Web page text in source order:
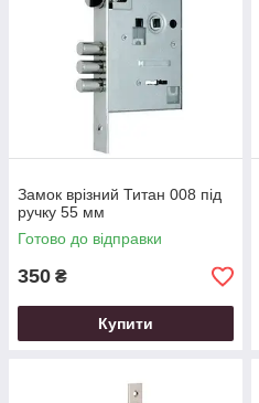
Замок врізний Титан 008 під
ручку 55 мм
Готово до відправки
350 ₴
Купити